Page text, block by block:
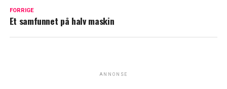
FORRIGE
Et samfunnet på halv maskin
ANNONSE